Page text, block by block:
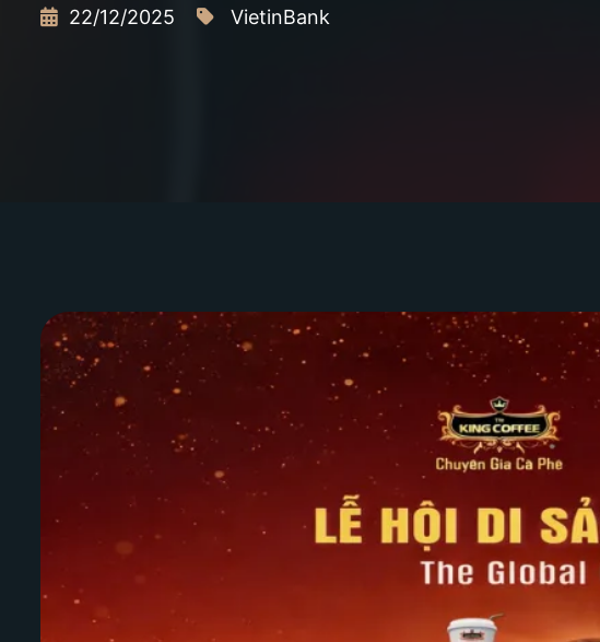
22/12/2025 VietinBank